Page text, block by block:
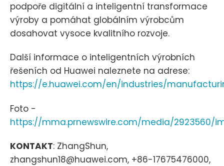
podpoře digitální a inteligentní transformace
výroby a pomáhat globálním výrobcům
dosahovat vysoce kvalitního rozvoje.
Další informace o inteligentních výrobních
řešeních od Huawei naleznete na adrese:
https://e.huawei.com/en/industries/
Foto -
https://mma.prnewswire.com/media/2923560/
KONTAKT: ZhangShun,
zhangshun18@huawei.com, +86-17675476000,